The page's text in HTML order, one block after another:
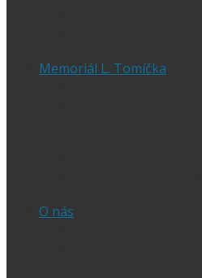
Memoriál L. Tomíčka
O nás